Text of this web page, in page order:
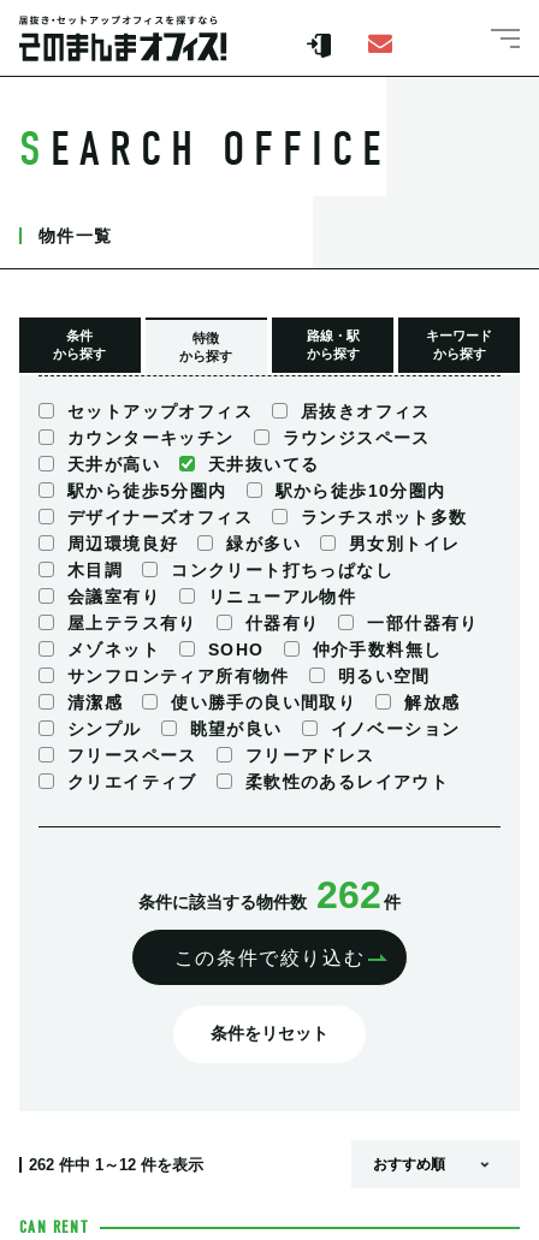
SEARCH OFFICE
物件一覧
条件
から探す
特徴
から探す
路線・駅
から探す
キーワード
から探す
セットアップオフィス
居抜きオフィス
カウンターキッチン
ラウンジスペース
天井が高い
天井抜いてる
駅から徒歩5分圏内
駅から徒歩10分圏内
デザイナーズオフィス
ランチスポット多数
周辺環境良好
緑が多い
男女別トイレ
木目調
コンクリート打ちっぱなし
会議室有り
リニューアル物件
屋上テラス有り
什器有り
一部什器有り
メゾネット
SOHO
仲介手数料無し
サンフロンティア所有物件
明るい空間
清潔感
使い勝手の良い間取り
解放感
シンプル
眺望が良い
イノベーション
フリースペース
フリーアドレス
クリエイティブ
柔軟性のあるレイアウト
条件に該当する物件数 262件
この条件で絞り込む
条件をリセット
262 件中 1～12 件を表示
CAN RENT